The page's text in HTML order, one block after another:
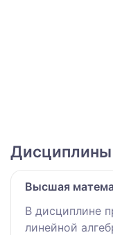
Дисциплины
Высшая
В дисциплине
линейной